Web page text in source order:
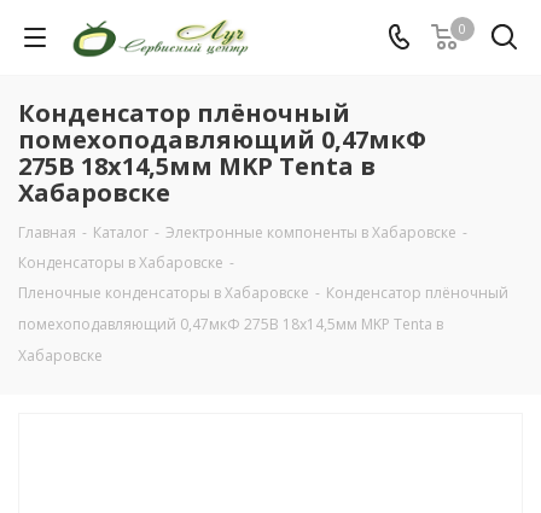
0
Конденсатор плёночный
помехоподавляющий 0,47мкФ
275В 18х14,5мм MKP Tenta в
Хабаровске
Главная - Каталог - Электронные компоненты в Хабаровске -
Конденсаторы в Хабаровске -
Пленочные конденсаторы в Хабаровске - Конденсатор плёночный
помехоподавляющий 0,47мкФ 275В 18х14,5мм MKP Tenta в
Хабаровске